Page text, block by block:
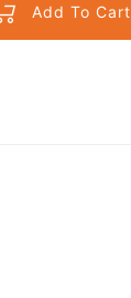
Add To Cart